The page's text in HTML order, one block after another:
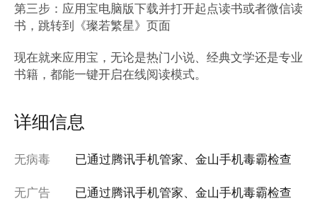
第三步：应用宝电脑版下载并打开起点读书或者微信读
书，跳转到《璨若繁星》页面
现在就来应用宝，无论是热门小说、经典文学还是专业
书籍，都能一键开启在线阅读模式。
详细信息
无病毒 已通过腾讯手机管家、金山手机毒霸检查
无广告 已通过腾讯手机管家、金山手机毒霸检查